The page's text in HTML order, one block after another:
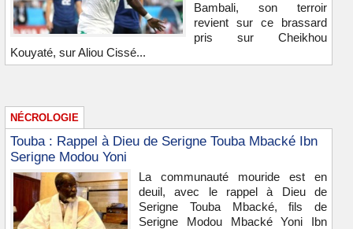
Bambali, son terroir
revient sur ce brassard
pris sur Cheikhou
Kouyaté, sur Aliou Cissé...
NÉCROLOGIE
Touba : Rappel à Dieu de Serigne Touba Mbacké Ibn
Serigne Modou Yoni
La communauté mouride est en
deuil, avec le rappel à Dieu de
Serigne Touba Mbacké, fils de
Serigne Modou Mbacké Yoni Ibn